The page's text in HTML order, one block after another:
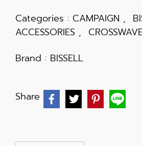
Categories : CAMPAIGN ,
ACCESSORIES ,
Brand : BISSELL
Share